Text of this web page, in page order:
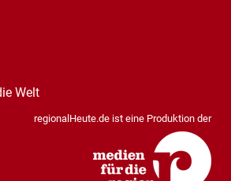
Welt
regionalHeute.de ist eine Produktion der